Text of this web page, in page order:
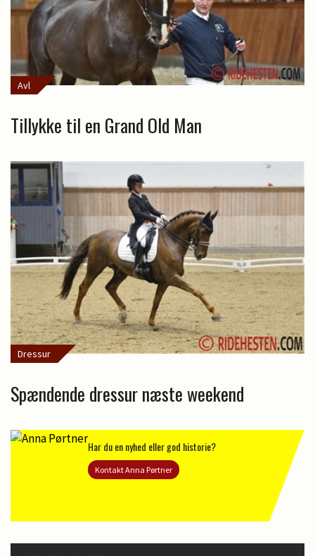
Avl
Tillykke til en Grand Old Man
Dressur
Spændende dressur næste weekend
Har du en nyhed eller god historie?
Kontakt Anna Pørtner